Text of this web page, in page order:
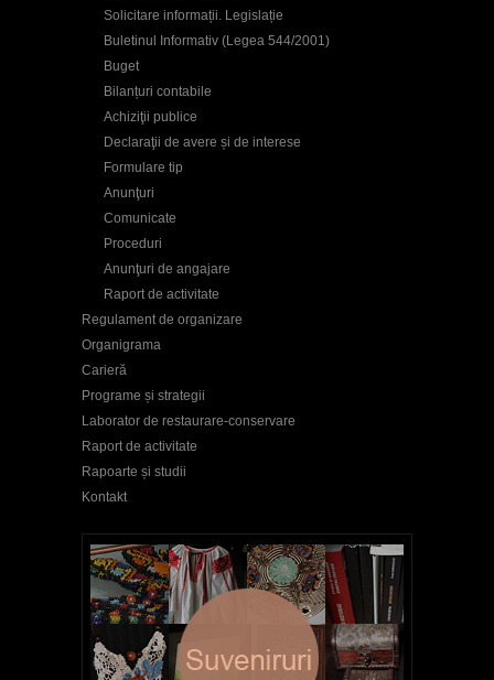
Solicitare informații. Legislație
Buletinul Informativ (Legea 544/2001)
Buget
Bilanțuri contabile
Achiziţii publice
Declaraţii de avere și de interese
Formulare tip
Anunţuri
Comunicate
Proceduri
Anunţuri de angajare
Raport de activitate
Regulament de organizare
Organigrama
Carieră
Programe și strategii
Laborator de restaurare-conservare
Raport de activitate
Rapoarte și studii
Kontakt